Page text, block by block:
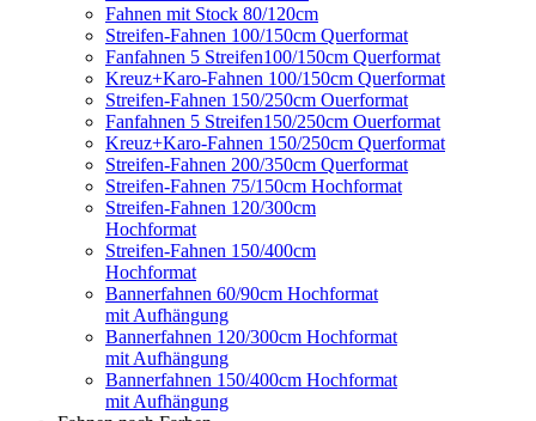
Fahnen mit Stock 80/120cm
Streifen-Fahnen 100/150cm Querformat
Fanfahnen 5 Streifen100/150cm Querformat
Kreuz+Karo-Fahnen 100/150cm Querformat
Streifen-Fahnen 150/250cm Ouerformat
Fanfahnen 5 Streifen150/250cm Ouerformat
Kreuz+Karo-Fahnen 150/250cm Querformat
Streifen-Fahnen 200/350cm Querformat
Streifen-Fahnen 75/150cm Hochformat
Streifen-Fahnen 120/300cm
Hochformat
Streifen-Fahnen 150/400cm
Hochformat
Bannerfahnen 60/90cm Hochformat
mit Aufhängung
Bannerfahnen 120/300cm Hochformat
mit Aufhängung
Bannerfahnen 150/400cm Hochformat
mit Aufhängung